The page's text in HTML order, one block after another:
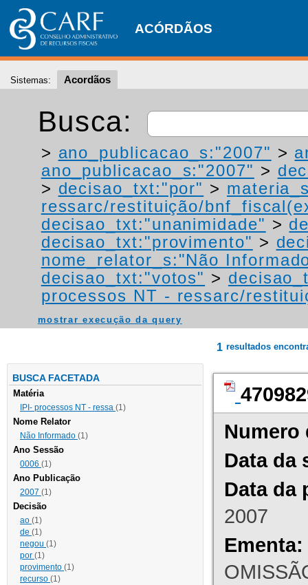
ACÓRDÃOS
Sistemas: Acordãos
Busca:
> ano_publicacao_s:"2007" >
ano_publicacao_s:"2007" >
> decisao_txt:"por" >
ressarc/restituição/
decisao_txt:"unanimidade" >
decisao_txt:"provimento" >
nome_relator_s:"Não
decisao_txt:"votos" >
processos NT - ressarc/
mostrar execução da query
BUSCA FACETADA
Matéria
IPI- processos NT - ressa (1)
Nome Relator
Não Informado (1)
Ano Sessão
0006 (1)
Ano Publicação
2007 (1)
Decisão
ao (1)
de (1)
negou (1)
por (1)
provimento (1)
recurso (1)
1 resultados
Numero
Data da
Data da
2007
Ementa: